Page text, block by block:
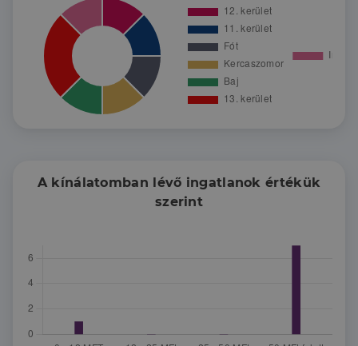
A kínálatomban lévő ingatlanok értékük
szerint